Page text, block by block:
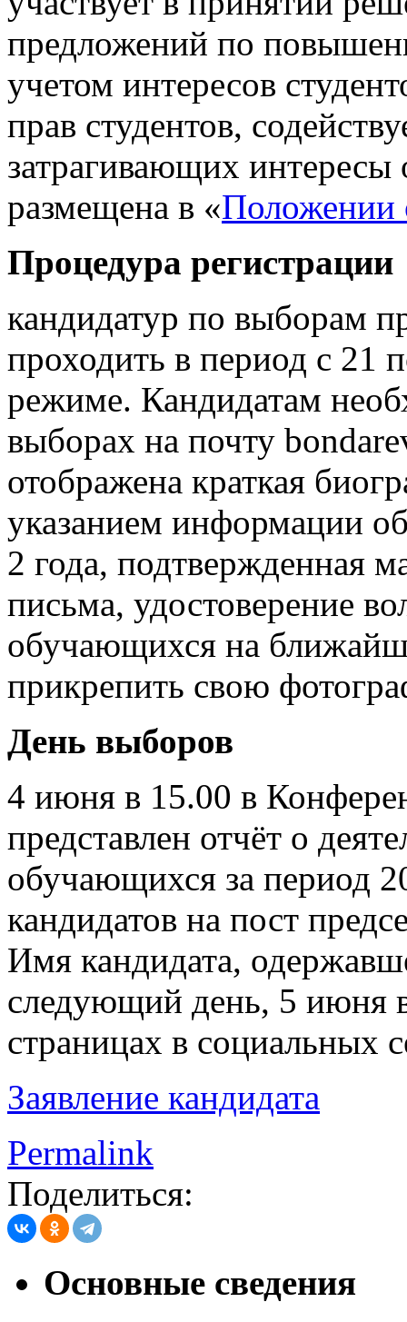
предложений по
учетом интересов
прав студентов,
затрагивающих
размещена в «Положении
Процедура регистрации
кандидатур по выборам
проходить в период с 21
режиме. Кандидатам
выборах на почту
отображена краткая
указанием информации
2 года, подтвержденная
письма, удостоверение
обучающихся на
прикрепить свою
День выборов
4 июня в 15.00 в
представлен отчёт о
обучающихся за период
кандидатов на пост
Имя кандидата,
следующий день, 5 июня
страницах в социальных
Заявление кандидата
Permalink
Поделиться:
Основные сведения